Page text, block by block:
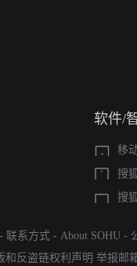
软件/
移
搜
搜
- 联系方式 - About SOHU -
和反盗链权利声明 举报邮